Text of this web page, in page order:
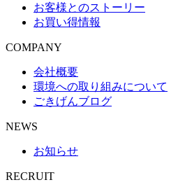
お客様とのストーリー
お買い得情報
COMPANY
会社概要
環境への取り組みについて
ごきげんブログ
NEWS
お知らせ
RECRUIT